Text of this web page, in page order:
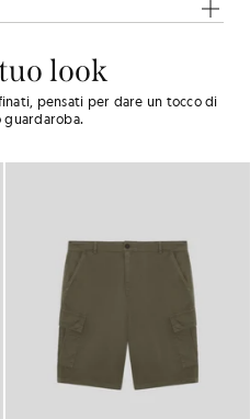
look
pensati per dare un tocco di
guardaroba.